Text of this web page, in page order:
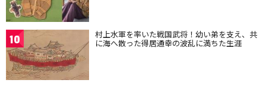
10 村上水軍を率いた戦国武将！幼い弟を支え、共
に海へ散った得居通幸の波乱に満ちた生涯